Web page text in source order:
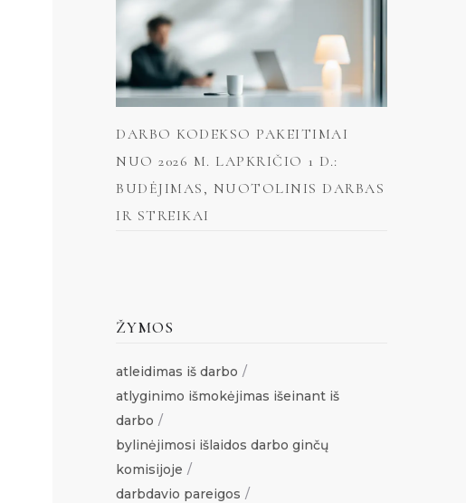
DARBO KODEKSO PAKEITIMAI
NUO 2026 M. LAPKRIČIO 1 D.:
BUDĖJIMAS, NUOTOLINIS DARBAS
IR STREIKAI
ŽYMOS
atleidimas iš darbo
atlyginimo išmokėjimas išeinant iš
darbo
bylinėjimosi išlaidos darbo ginčų
komisijoje
darbdavio pareigos